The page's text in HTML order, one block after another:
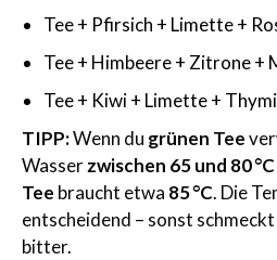
Tee + Pfirsich + Limette +
Tee + Himbeere + Zitrone +
Tee + Kiwi + Limette +
TIPP:Wenn du grünen Tee
Wasserzwischen 65 und 80 °C
Tee braucht etwa 85 °C. Die
entscheidend – sonst
bitter.